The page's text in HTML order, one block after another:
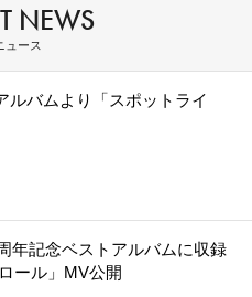
NEWS
ュース
ルバムより「スポットライ
年記念ベストアルバムに収録
ール」MV公開